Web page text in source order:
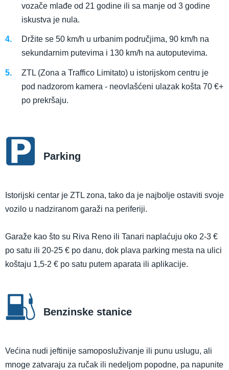
vozače mlađe od 21 godine ili sa manje od 3 godine
iskustva je nula.
Držite se 50 km/h u urbanim područjima, 90 km/h na
sekundarnim putevima i 130 km/h na autoputevima.
ZTL (Zona a Traffico Limitato) u istorijskom centru je
pod nadzorom kamera - neovlašćeni ulazak košta 70 €+
po prekršaju.
Parking
Istorijski centar je ZTL zona, tako da je najbolje ostaviti svoje
vozilo u nadziranom garaži na periferiji.
Garaže kao što su Riva Reno ili Tanari naplaćuju oko 2-3 €
po satu ili 20-25 € po danu, dok plava parking mesta na ulici
koštaju 1,5-2 € po satu putem aparata ili aplikacije.
Benzinske stanice
Većina nudi jeftinije samoposluživanje ili punu uslugu, ali
mnoge zatvaraju za ručak ili nedeljom popodne, pa napunite